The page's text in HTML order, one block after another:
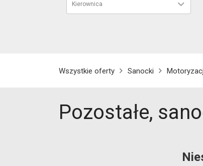
Kierownica
Wszystkie oferty Sanocki
Pozostałe,